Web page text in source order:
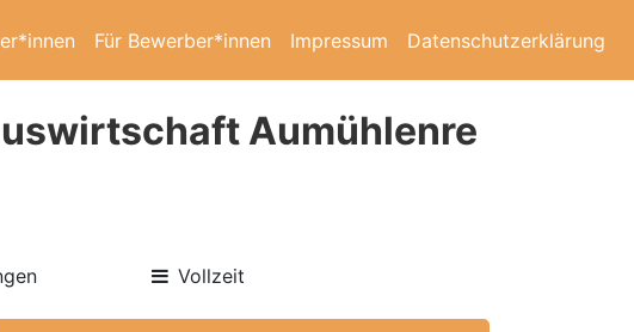
Für Bewerber*innen Impressum Datenschutzerklärung
Aumühlenre
Vollzeit